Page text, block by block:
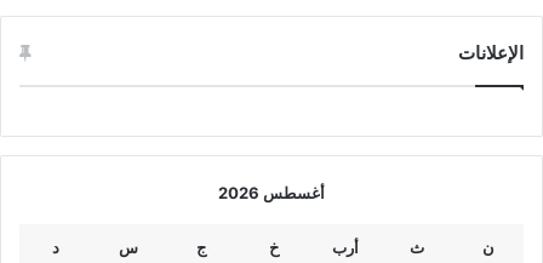
الإعلانات
أغسطس 2026
ن ث أرب خ ج س د